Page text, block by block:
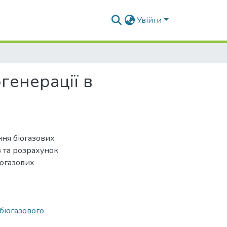
Увійти
в
біогазових
та розрахунок